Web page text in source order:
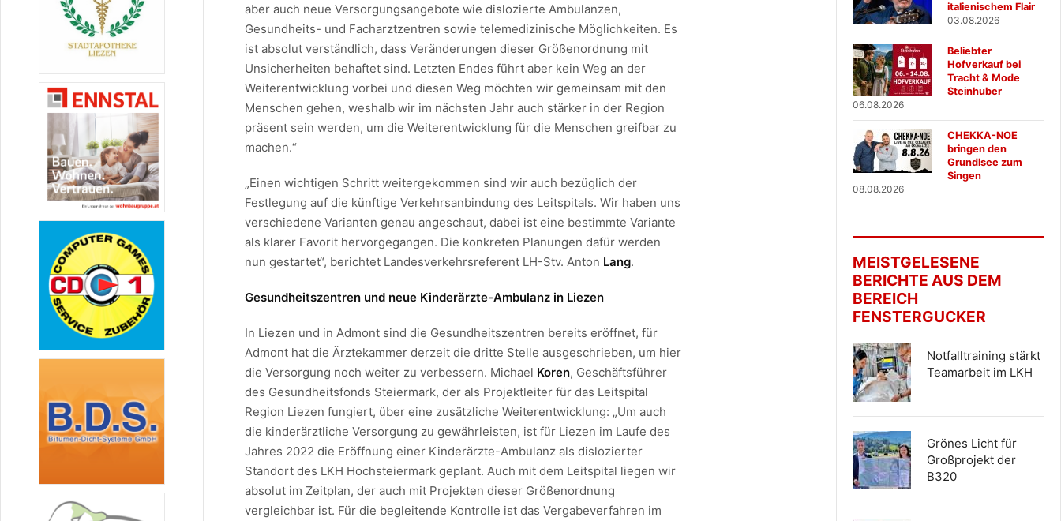
aber auch neue Versorgungsangebote wie dislozierte Ambulanzen,
Gesundheits- und Facharztzentren sowie telemedizinische Möglichkeiten. Es
ist absolut verständlich, dass Veränderungen dieser Größenordnung mit
Unsicherheiten behaftet sind. Letzten Endes führt aber kein Weg an der
Weiterentwicklung vorbei und diesen Weg möchten wir gemeinsam mit den
Menschen gehen, weshalb wir im nächsten Jahr auch stärker in der Region
präsent sein werden, um die Weiterentwicklung für die Menschen greifbar zu
machen.“
„Einen wichtigen Schritt weitergekommen sind wir auch bezüglich der
Festlegung auf die künftige Verkehrsanbindung des Leitspitals. Wir haben uns
verschiedene Varianten genau angeschaut, dabei ist eine bestimmte Variante
als klarer Favorit hervorgegangen. Die konkreten Planungen dafür werden
nun gestartet“, berichtet Landesverkehrsreferent LH-Stv. Anton Lang.
Gesundheitszentren und neue Kinderärzte-Ambulanz in Liezen
In Liezen und in Admont sind die Gesundheitszentren bereits eröffnet, für
Admont hat die Ärztekammer derzeit die dritte Stelle ausgeschrieben, um hier
die Versorgung noch weiter zu verbessern. Michael Koren, Geschäftsführer
des Gesundheitsfonds Steiermark, der als Projektleiter für das Leitspital
Region Liezen fungiert, über eine zusätzliche Weiterentwicklung: „Um auch
die kinderärztliche Versorgung zu gewährleisten, ist für Liezen im Laufe des
Jahres 2022 die Eröffnung einer Kinderärzte-Ambulanz als dislozierter
Standort des LKH Hochsteiermark geplant. Auch mit dem Leitspital liegen wir
absolut im Zeitplan, der auch mit Projekten dieser Größenordnung
vergleichbar ist. Für die begleitende Kontrolle ist das Vergabeverfahren im
italienischem Flair
03.08.2026
Beliebter
Hofverkauf bei
Tracht & Mode
Steinhuber
06.08.2026
CHEKKA-NOE
bringen den
Grundlsee zum
Singen
08.08.2026
MEISTGELESENE
BERICHTE AUS DEM
BEREICH
FENSTERGUCKER
Notfalltraining stärkt
Teamarbeit im LKH
Grönes Licht für
Großprojekt der
B320